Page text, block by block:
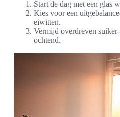
Start de dag met een glas
Kies voor een
eiwitten.
Vermijd overdreven
ochtend.